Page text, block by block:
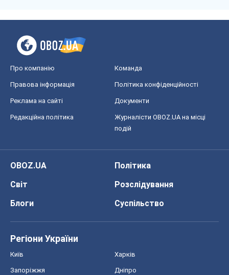
Про компанію Команда
Правова інформація Політика конфіденційності
Реклама на сайті Документи
Редакційна політика
Журналісти OBOZ.UA на місці
подій
OBOZ.UA
Політика
Світ
Розслідування
Блоги
Суспільство
Регіони України
Київ Харків
Запоріжжя Дніпро